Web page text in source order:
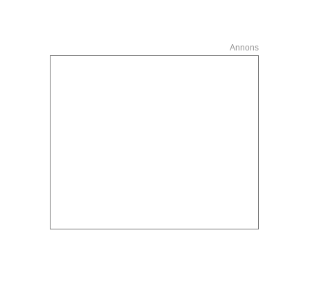
Annons